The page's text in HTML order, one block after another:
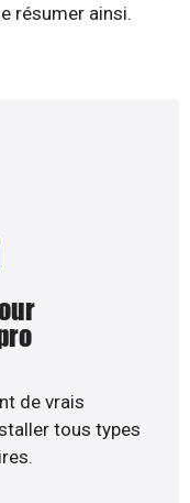
résumer ainsi.
de vrais
tous types